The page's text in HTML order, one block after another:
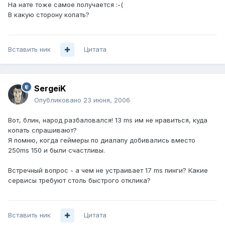
На нате тоже самое получается :-(
В какую сторону копать?
Вставить ник Цитата
SergeiK
Опубликовано 23 июня, 2006
Вот, блин, народ разбаловался! 13 ms им не нравиться, куда
копать спрашивают?
Я помню, когда геймеры по диалапу добивались вместо
250ms 150 и были счастливы.
Встречный вопрос - а чем не устраивает 17 ms пинги? Какие
сервисы требуют столь быстрого отклика?
Вставить ник Цитата